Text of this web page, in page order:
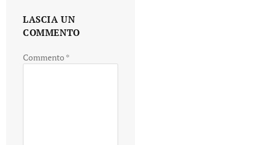
LASCIA UN
COMMENTO
Commento *